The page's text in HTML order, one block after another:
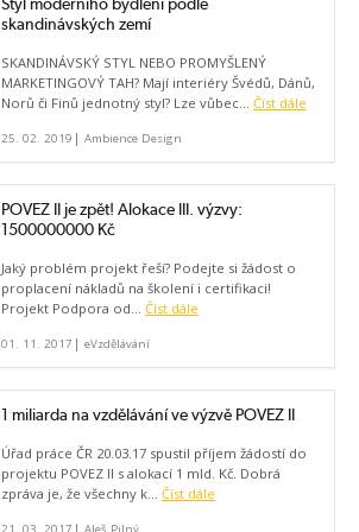
skandinávských zemí
SKANDINÁVSKÝ STYL NEBO PROMYŠLENÝ
MARKETINGOVÝ TAH? Mají interiéry Švédů, Dánů,
Norů či Finů jednotný styl? Lze vůbec... Číst dále
25. 02. 2019 | Ambience Design
POVEZ II je zpět! Alokace III. výzvy:
1500000000 Kč
Jaký problém projekt řeší? Podejte si žádost o
proplacení nákladů na školení i certifikaci!
Projekt Podpora od... Číst dále
01. 11. 2017 | eVzdělávání
1 miliarda na vzdělávání ve výzvě POVEZ II
Úřad práce ČR 20.03.17 spustil příjem žádostí do
projektu POVEZ II s alokací 1 mld. Kč. Dobrá
zpráva je, že všechny k... Číst dále
|